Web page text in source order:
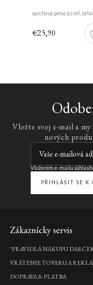
€25,90
Vložte svoj e-mail a
nových
Vložením e-mailu
PŘIHLÁSIT SE K
Zápätie
Zákaznícky servis
*PRAVIDLÁ NÁKUPU
VRÁTENIE TOVARU A
DOPRAVA & PLATBA